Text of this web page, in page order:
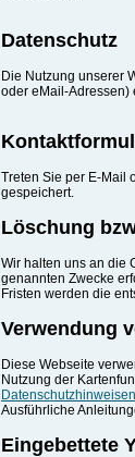
Datenschutz
Die Nutzung unserer
oder eMail-Adressen)
Treten Sie per E-Mail
gespeichert.
Löschung
Wir halten uns an die
genannten Zwecke
Fristen werden die
Verwendung
Diese Webseite
Nutzung der
Datenschutzhinweisen
Ausführliche
Eingebettete